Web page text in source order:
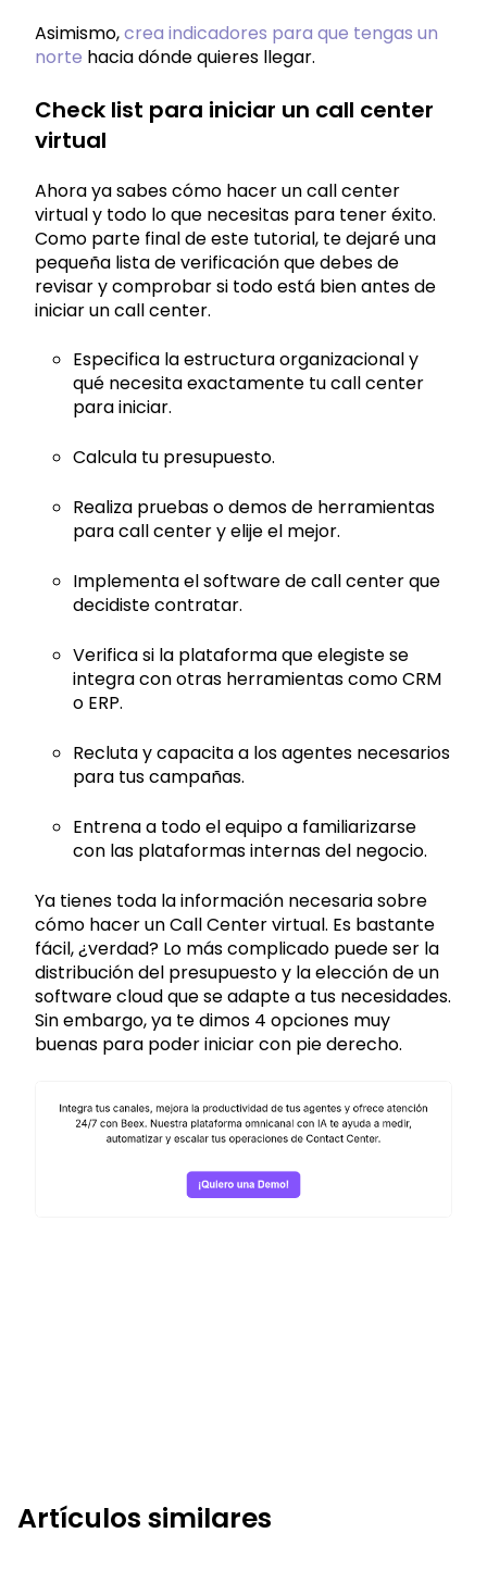
Asimismo,crea indicadores para que tengas un
norte hacia dónde quieres llegar.
Check list para iniciar un call center
virtual
Ahora ya sabes cómo hacer un call center
virtual y todo lo que necesitas para tener éxito.
Como parte final de este tutorial, te dejaré una
pequeña lista de verificación que debes de
revisar y comprobar si todo está bien antes de
iniciar un call center.
Especifica la estructura organizacional y
qué necesita exactamente tu call center
para iniciar.
Calcula tu presupuesto.
Realiza pruebas o demos de herramientas
para call center y elije el mejor.
Implementa el software de call center que
decidiste contratar.
Verifica si la plataforma que elegiste se
integra con otras herramientas como CRM
o ERP.
Recluta y capacita a los agentes necesarios
para tus campañas.
Entrena a todo el equipo a familiarizarse
con las plataformas internas del negocio.
Ya tienes toda la información necesaria sobre
cómo hacer un Call Center virtual. Es bastante
fácil, ¿verdad? Lo más complicado puede ser la
distribución del presupuesto y la elección de un
software cloud que se adapte a tus necesidades.
Sin embargo, ya te dimos 4 opciones muy
buenas para poder iniciar con pie derecho.
Artículos similares